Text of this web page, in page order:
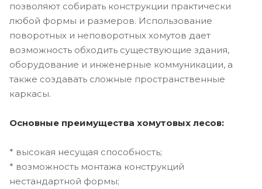
позволяют собирать конструкции практически
любой формы и размеров. Использование
поворотных и неповоротных хомутов дает
возможность обходить существующие здания,
оборудование и инженерные коммуникации, а
также создавать сложные пространственные
каркасы.
Основные преимущества хомутовых лесов:
* высокая несущая способность;
* возможность монтажа конструкций
нестандартной формы;